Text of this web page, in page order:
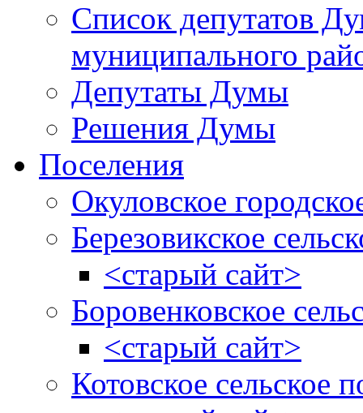
Список депутатов
муниципального
Депутаты Думы
Решения Думы
Поселения
Окуловское
Березовикское
<старый сайт>
Боровенковское
<старый сайт>
Котовское сельское